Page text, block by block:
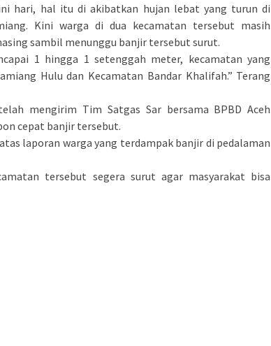
hari, hal itu di akibatkan hujan lebat yang turun di
Kini warga di dua kecamatan tersebut masih
sambil menunggu banjir tersebut surut.
1 hingga 1 setenggah meter, kecamatan yang
Hulu dan Kecamatan Bandar Khalifah.” Terang
mengirim Tim Satgas Sar bersama BPBD Aceh
cepat banjir tersebut.
laporan warga yang terdampak banjir di pedalaman
tersebut segera surut agar masyarakat bisa